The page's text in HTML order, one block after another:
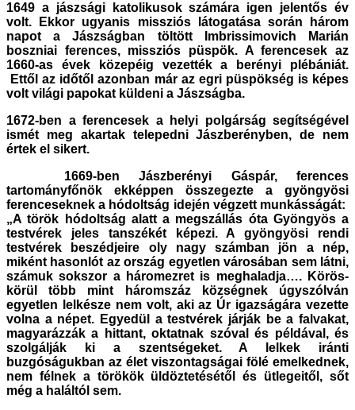
1649 ajászsági katolikusok számára igen jelentős év
volt. Ekkor ugyanis missziós látogatása során három
napot a Jászságban töltött Imbrissimovich Marián
boszniai ferences, missziós püspök. A ferencesek az
1660-as évek közepéig vezették a berényi plébániát.
Ettől az időtől azonban már az egri püspökség is képes
volt világi papokat küldeni a Jászságba.
1672-ben a ferencesek a helyi polgárság segítségével
ismét meg akartak telepedni Jászberényben, de nem
értek el sikert.
1669-ben Jászberényi Gáspár, ferences
tartományfőnök ekképpen összegezte a gyöngyösi
ferenceseknek a hódoltság idején végzett munkásságát:
„A török hódoltság alatt a megszállás óta Gyöngyös a
testvérek jeles tanszékét képezi. A gyöngyösi rendi
testvérek beszédjeire oly nagy számban jön a nép,
miként hasonlót az ország egyetlen városában sem látni,
számuk sokszor a háromezret is meghaladja…. Körös-
körül több mint háromszáz községnek úgyszólván
egyetlen lelkésze nem volt, aki az Úr igazságára vezette
volna a népet. Egyedül a testvérek járják be a falvakat,
magyarázzák a hittant, oktatnak szóval és példával, és
szolgálják ki a szentségeket. A lelkek iránti
buzgóságukban az élet viszontagságai fölé emelkednek,
nem félnek a törökök üldöztetésétől és ütlegeitől, sőt
még a haláltól sem.